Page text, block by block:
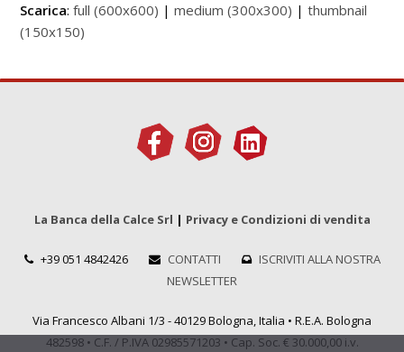
Scarica:full (600x600) |medium (300x300) |thumbnail
(150x150)
La Banca della Calce Srl | Privacy e Condizioni di vendita
+39 051 4842426 CONTATTI
ISCRIVITI ALLA NOSTRA
NEWSLETTER
Via Francesco Albani 1/3 - 40129 Bologna, Italia • R.E.A. Bologna
482598 • C.F. / P.IVA 02985571203 • Cap. Soc. € 30.000,00 i.v.